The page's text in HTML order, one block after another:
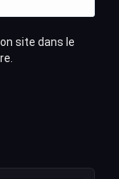
site dans le